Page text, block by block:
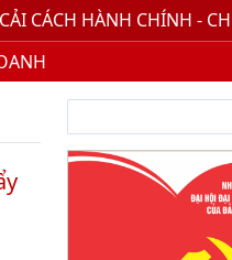
CẢI CÁCH HÀNH CHÍNH -